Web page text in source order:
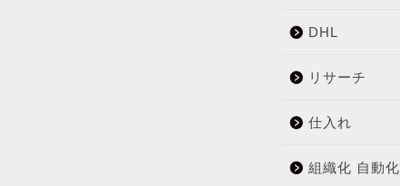
DHL
リサーチ
仕入れ
組織化 自動化